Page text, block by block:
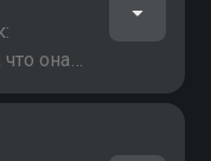
она
другими